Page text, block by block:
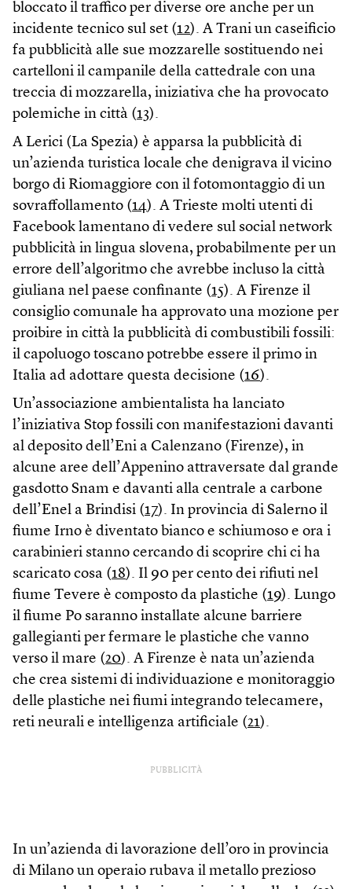
bloccato il traffico per diverse ore anche per un
incidente tecnico sul set (12). A Trani un caseificio
fa pubblicità alle sue mozzarelle sostituendo nei
cartelloni il campanile della cattedrale con una
treccia di mozzarella, iniziativa che ha provocato
polemiche in città (13).
A Lerici (La Spezia) è apparsa la pubblicità di
un’azienda turistica locale che denigrava il vicino
borgo di Riomaggiore con il fotomontaggio di un
sovraffollamento (14). A Trieste molti utenti di
Facebook lamentano di vedere sul social network
pubblicità in lingua slovena, probabilmente per un
errore dell’algoritmo che avrebbe incluso la città
giuliana nel paese confinante (15). A Firenze il
consiglio comunale ha approvato una mozione per
proibire in città la pubblicità di combustibili fossili:
il capoluogo toscano potrebbe essere il primo in
Italia ad adottare questa decisione (16).
Un’associazione ambientalista ha lanciato
l’iniziativa Stop fossili con manifestazioni davanti
al deposito dell’Eni a Calenzano (Firenze), in
alcune aree dell’Appenino attraversate dal grande
gasdotto Snam e davanti alla centrale a carbone
dell’Enel a Brindisi (17). In provincia di Salerno il
fiume Irno è diventato bianco e schiumoso e ora i
carabinieri stanno cercando di scoprire chi ci ha
scaricato cosa (18). Il 90 per cento dei rifiuti nel
fiume Tevere è composto da plastiche (19). Lungo
il fiume Po saranno installate alcune barriere
gallegianti per fermare le plastiche che vanno
verso il mare (20). A Firenze è nata un’azienda
che crea sistemi di individuazione e monitoraggio
delle plastiche nei fiumi integrando telecamere,
reti neurali e intelligenza artificiale (21).
PUBBLICITÀ
In un’azienda di lavorazione dell’oro in provincia
di Milano un operaio rubava il metallo prezioso